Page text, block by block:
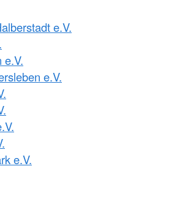
e.V.
e.V.
e.V.
e.V.